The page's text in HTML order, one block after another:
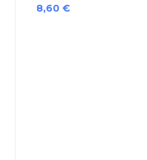
Preis
8,60 €